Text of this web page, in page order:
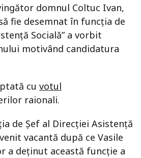
domnul Coltuc Ivan,
fie desemnat în funcţia de
Socială” a vorbit
motivând candidatura
cu votul
raionali.
de Şef al Direcţiei Asistenţă
vacantă după ce Vasile
a deţinut această funcţie a